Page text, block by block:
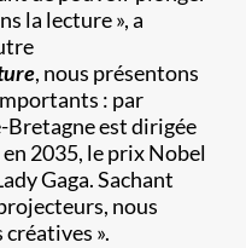
la lecture », a
, nous présentons
: par
Bretagne est dirigée
2035, le prix Nobel
Gaga. Sachant
nous
».